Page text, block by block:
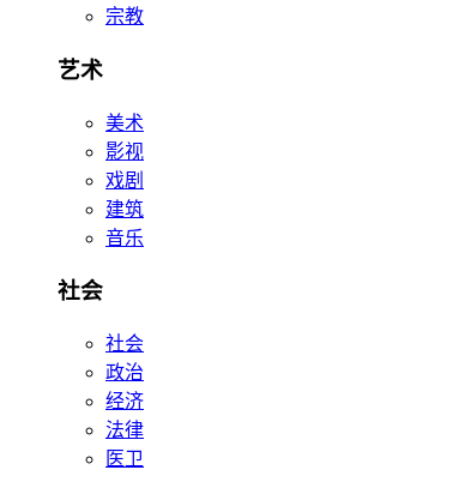
宗教
艺术
美术
影视
戏剧
建筑
音乐
社会
社会
政治
经济
法律
医卫